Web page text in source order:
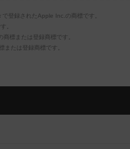
登録されたApple Inc.の商標です。
。
標または登録商標です。
たは登録商標です。